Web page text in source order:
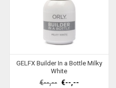
GELFX Builder In a Bottle Milky
White
€--,-- €--,--